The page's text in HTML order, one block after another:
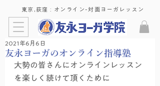
東京,荻窪 : ​オンライン-対面ヨーガレッスン
友永ヨーガのオンライン指導塾
2021年6月6日
大勢の皆さんにオンラインレッスン
を楽しく続けて頂くために